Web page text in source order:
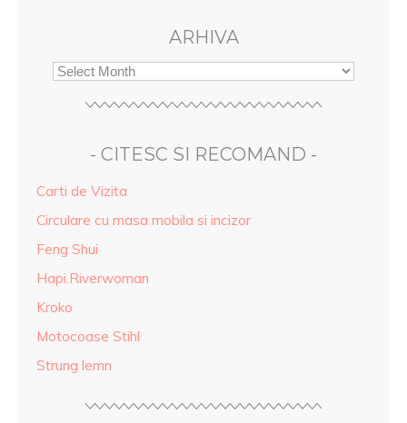
ARHIVA
- CITESC SI RECOMAND -
Carti de Vizita
Circulare cu masa mobila si incizor
Feng Shui
Hapi.Riverwoman
Kroko
Motocoase Stihl
Strung lemn